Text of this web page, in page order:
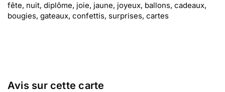
fête, nuit, diplôme, joie, jaune, joyeux, ballons, cadeaux,
bougies, gateaux, confettis, surprises, cartes
Avis sur cette carte